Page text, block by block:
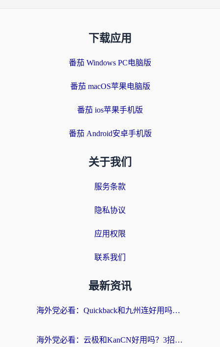
下载应用
番茄 Windows PC电脑版
番茄 macOS苹果电脑版
番茄 ios苹果手机版
番茄 Android安卓手机版
关于我们
服务条款
隐私协议
应用权限
联系我们
最新资讯
海外党必看：Quickback和九州连好用吗？3步选对回国加速器实现无缝刷国内资源
海外党必看：云极和KanCN好用吗？3招教你选对回国加速器（附免费VPN避坑指南）